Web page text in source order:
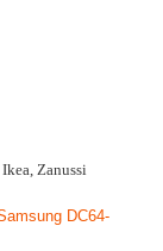
Zanussi